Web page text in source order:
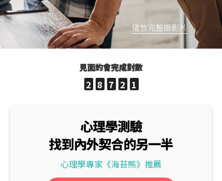
播放完整版影片
見面約會完成對數
2 8 7 2 1
心理學測驗
找到內外契合的另一半
心理學專家《海苔熊》推薦